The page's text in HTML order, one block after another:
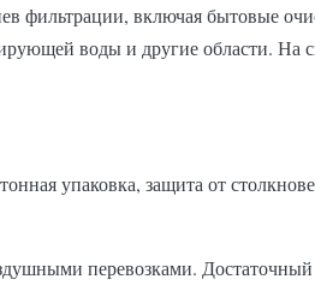
фильтрации, включая бытовые
воды и другие области. На
упаковка, защита от
перевозками. Достаточный